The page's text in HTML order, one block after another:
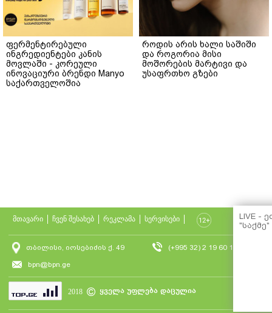
ფერმენტირებული
ინგრედიენტები კანის
მოვლაში - კორეული
ინოვაციური ბრენდი Manyo
საქართველოშია
როდის არის ხალი საშიში
და როგორია მისი
მოშორების მარტივი და
უსაფრთხო გზები
მთავარი ჩვენ შესახებ რეკლამა სერვისები
თბილისი, იოსებიძის ქ. 49
(+995 32) 2 19 60 13
bpn@bpn.ge
2018 ყველა უფლება დაცულია
LIVE -
"საქმე"